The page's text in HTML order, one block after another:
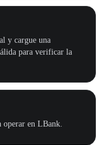
y cargue una
para verificar la
operar en LBank.